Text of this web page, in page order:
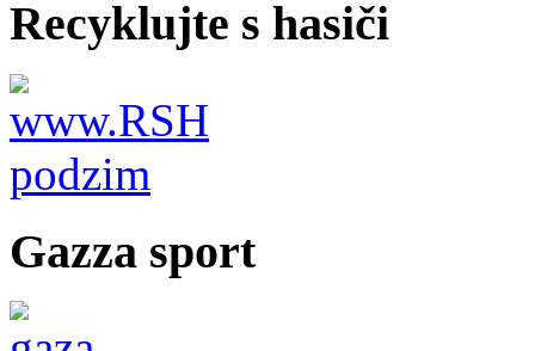
Recyklujte s hasiči
Gazza sport